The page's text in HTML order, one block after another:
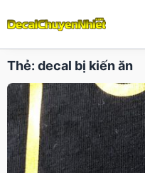
Thẻ: decal bị kiến ăn